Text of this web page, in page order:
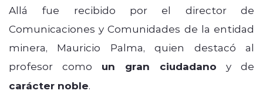
Allá fue recibido por el director de
Comunicaciones y Comunidades de la entidad
minera, Mauricio Palma, quien destacó al
profesor como un gran ciudadano y de
carácter noble.